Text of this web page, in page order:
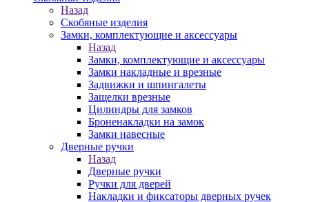
Назад
Скобяные изделия
Замки, комплектующие и аксессуары
Назад
Замки, комплектующие и аксессуары
Замки накладные и врезные
Задвижки и шпингалеты
Защелки врезные
Цилиндры для замков
Броненакладки на замок
Замки навесные
Дверные ручки
Назад
Дверные ручки
Ручки для дверей
Накладки и фиксаторы дверных ручек